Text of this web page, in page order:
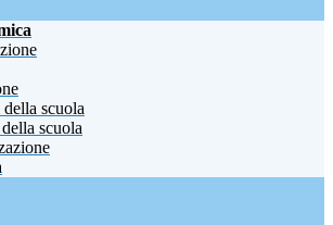
scuola
scuola